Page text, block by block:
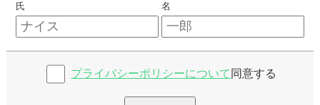
氏 名
プライバシーポリシーについて 同意する